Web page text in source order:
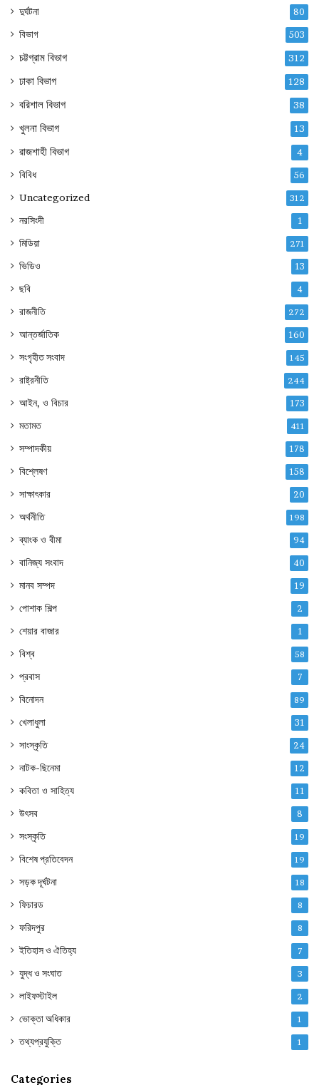
দুর্ঘটনা 80
বিভাগ 503
চট্টগ্রাম বিভাগ 312
ঢাকা বিভাগ 128
বরিশাল বিভাগ 38
খুলনা বিভাগ 13
রাজশাহী বিভাগ 4
বিবিধ 56
Uncategorized 312
নরসিংদী 1
মিডিয়া 271
ভিডিও 13
ছবি 4
রাজনীতি 272
আন্তর্জাতিক 160
সংগৃহীত সংবাদ 145
রাষ্ট্রনীতি 244
আইন, ও বিচার 173
মতামত 411
সম্পাদকীয় 178
বিশ্লেষণ 158
সাক্ষাৎকার 20
অর্থনীতি 198
ব্যাংক ও বীমা 94
বানিজ্য সংবাদ 40
মানব সম্পদ 19
পোশাক শিল্প 2
শেয়ার বাজার 1
বিশ্ব 58
প্রবাস 7
বিনোদন 89
খেলাধুলা 31
সাংস্কৃতি 24
নাটক-ছিনেমা 12
কবিতা ও সাহিত্য 11
উৎসব 8
সংস্কৃতি 19
বিশেষ প্রতিবেদন 19
সড়ক দূর্ঘটনা 18
ফিচারড 8
ফরিদপুর 8
ইতিহাস ও ঐতিহ্য 7
যুদ্ধ ও সংঘাত 3
লাইফস্টাইল 2
ভোক্তা অধিকার 1
তথ্যপ্রযুক্তি 1
Categories